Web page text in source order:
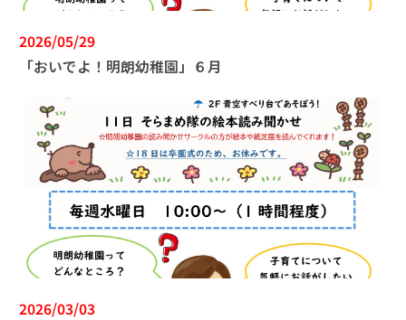
2026/05/29
「おいでよ！明朗幼稚園」６月
2026/03/03